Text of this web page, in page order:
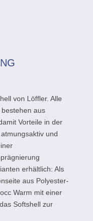
von Löffler. Alle
aus
Vorteile in der
und
erhältlich: Als
aus Polyester-
Warm mit einer
Softshell zur